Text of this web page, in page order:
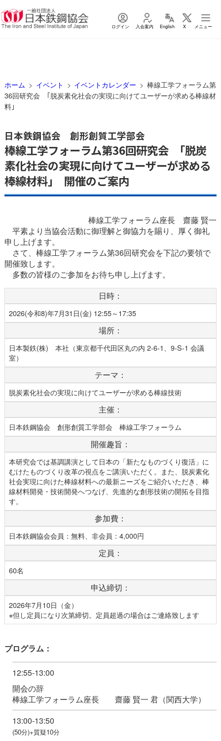
ログイン 入会案内 English X メニュー
ホーム イベント イベントカレンダー
棒線工学フォーラム第
36回研究会 ｢脱炭素化社会の実現に向けてユーザーが求める棒線材
料｣
日本鉄鋼協会 創形創質工学部会
棒線工学フォーラム第36回研究会 ｢脱炭
素化社会の実現に向けてユーザーが求める
棒線材料｣ 開催のご案内
棒線工学フォーラム座長 齋藤 賢一
平素より当協会活動に御理解と御協力を賜り、厚く御礼
申し上げます。
さて、棒線工学フォーラム第36回研究会を下記の要領で
開催致します。
多数の皆様のご参加をお待ち申し上げます。
日時：
2026(令和8)年7月31日(金) 12:55～17:35
場所：
日本製鉄(株) 本社（東京都千代田区丸の内 2-6-1、9-S-1 会議
室）
テーマ：
脱炭素化社会の実現に向けてユーザーが求める棒線技術
主催：
日本鉄鋼協会 創形創質工学部会 棒線工学フォーラム
開催趣旨：
本研究会では基調講演として日本の「新たなものづくり復活」に
むけたものづくり改革の視点をご講演いただく。また、脱炭素化
社会実現に向けた棒線材料への最新ニーズをご紹介いただき、棒
線材料開発・技術開発へつなげ、先進的な創形技術の開拓を目指
す。
参加費：
日本鉄鋼協会会員：無料、非会員：4,000円
定員：
60名
申込締切：
2026年7月10日（金）
※但し定員になり次第締切。定員超過の場合はご連絡致します
プログラム：
12:55-13:00
開会の辞
棒線工学フォーラム座長 齋藤 賢一 君（関西大学）
13:00-13:50
(50分)+質疑10分